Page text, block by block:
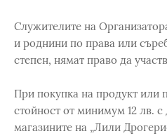
Служителите на
и роднини по права или
степен, нямат право да
При покупка на продукт или
стойност от минимум 12 лв. с
магазините на „Лили